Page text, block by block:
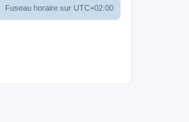
Fuseau horaire sur UTC+02:00